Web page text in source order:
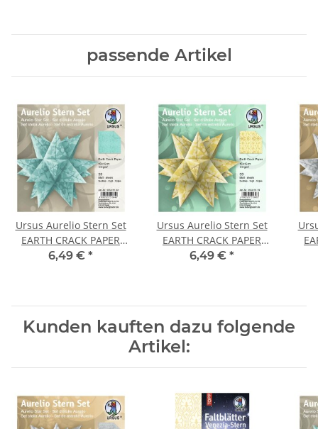
passende Artikel
Ursus Aurelio Stern Set
EARTH CRACK PAPER
azurblau 15 x15cm, 1
6,49 € *
Ursus Aurelio Stern Set
EARTH CRACK PAPER
gold 15 x15cm, 1 Pack
6,49 € *
Kunden kauften dazu folgende
Artikel: